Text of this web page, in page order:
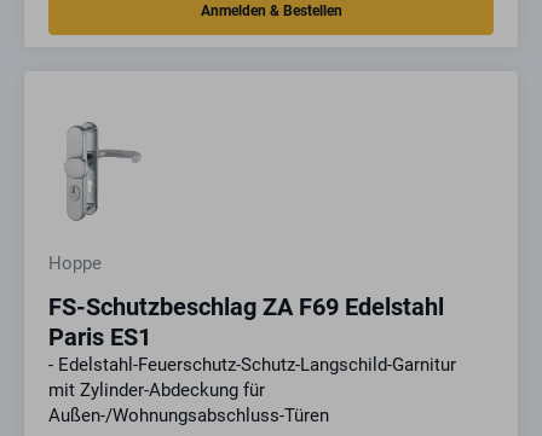
Hoppe
FS-Schutzbeschlag ZA F69 Edelstahl
Paris ES1
- Edelstahl-Feuerschutz-Schutz-Langschild-Garnitur
mit Zylinder-Abdeckung für
Außen-/Wohnungsabschluss-Türen